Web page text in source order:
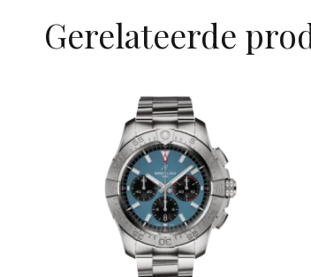
Gerelateerde